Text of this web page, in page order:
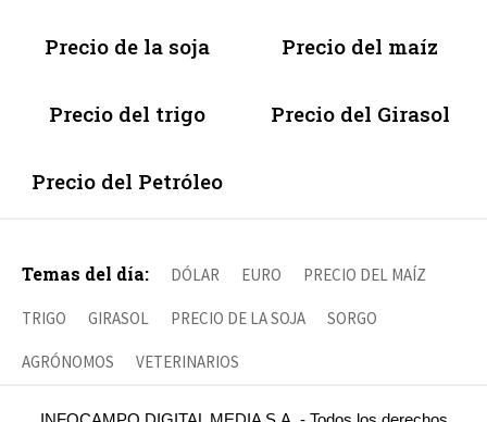
Precio de la soja Precio del maíz
Precio del trigo Precio del Girasol
Precio del Petróleo
Temas del día: DÓLAR EURO PRECIO DEL MAÍZ
TRIGO GIRASOL PRECIO DE LA SOJA SORGO
AGRÓNOMOS VETERINARIOS